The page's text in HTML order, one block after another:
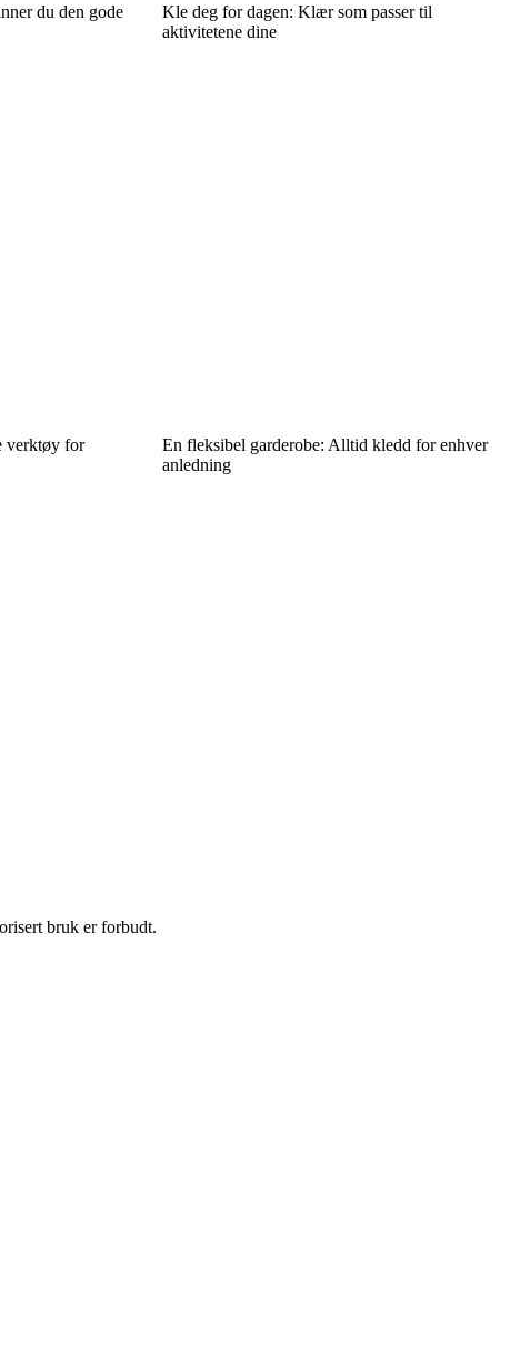
du den gode
Kle deg for dagen: Klær som passer til
aktivitetene dine
verktøy for
En fleksibel garderobe: Alltid kledd for enhver
anledning
bruk er forbudt.